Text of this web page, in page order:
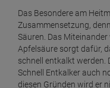
1
Das Besondere am
Zusammensetzung,
Säuren. Das
Apfelsäure sorgt dafür,
schnell entkalkt werden.
Schnell Entkalker auch
diesen Gründen wird er